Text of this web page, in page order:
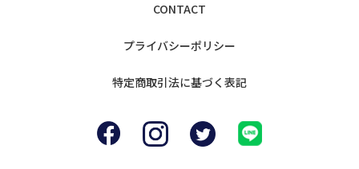
CONTACT
プライバシーポリシー
特定商取引法に基づく表記